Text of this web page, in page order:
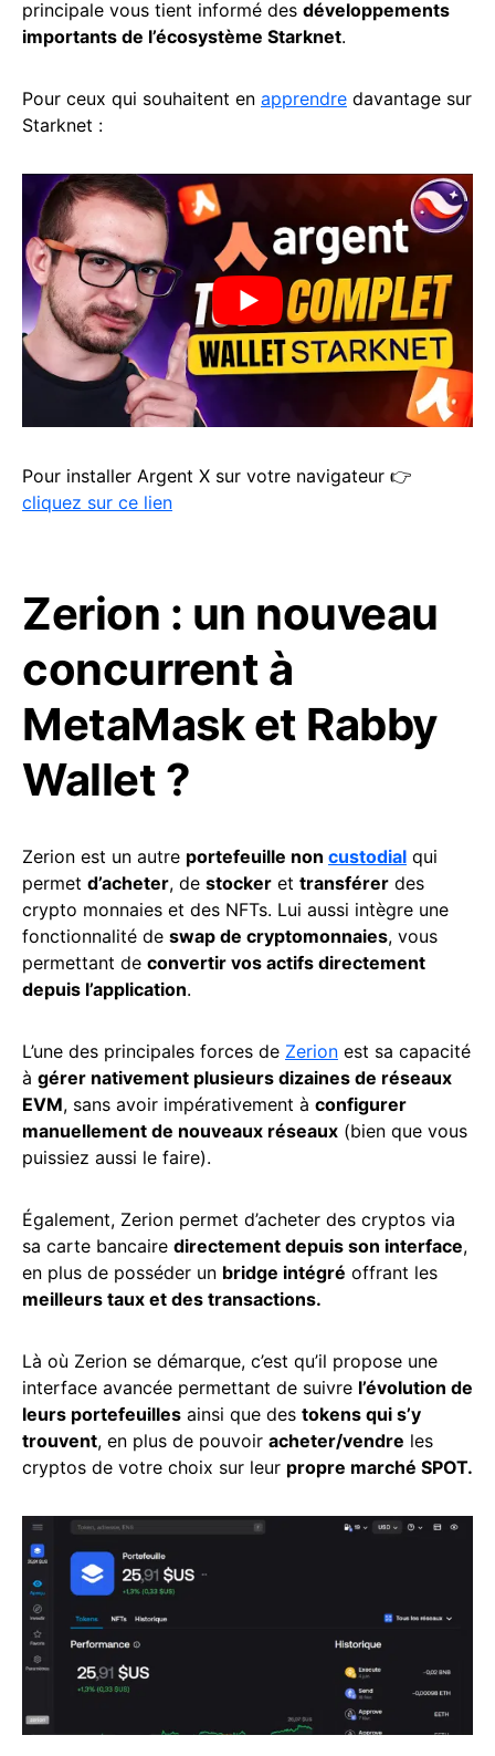
principale vous tient informé des développements
importants de l’écosystème Starknet.
Pour ceux qui souhaitent en apprendre davantage sur
Starknet :
Pour installer Argent X sur votre navigateur 👉
cliquez sur ce lien
Zerion : un nouveau
concurrent à
MetaMask et Rabby
Wallet ?
Zerion est un autre portefeuille non custodial qui
permet d’acheter, de stocker et transférer des
crypto monnaies et des NFTs. Lui aussi intègre une
fonctionnalité de swap de cryptomonnaies, vous
permettant de convertir vos actifs directement
depuis l’application.
L’une des principales forces de Zerion est sa capacité
à gérer nativement plusieurs dizaines de réseaux
EVM, sans avoir impérativement à configurer
manuellement de nouveaux réseaux (bien que vous
puissiez aussi le faire).
Également, Zerion permet d’acheter des cryptos via
sa carte bancaire directement depuis son interface,
en plus de posséder un bridge intégré offrant les
meilleurs taux et des transactions.
Là où Zerion se démarque, c’est qu’il propose une
interface avancée permettant de suivre l’évolution de
leurs portefeuilles ainsi que des tokens qui s’y
trouvent, en plus de pouvoir acheter/vendre les
cryptos de votre choix sur leur propre marché SPOT.